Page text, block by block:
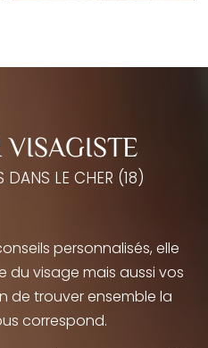
VISAGISTE
DANS LE CHER (18)
personnalisés, elle
visage mais aussi vos
de trouver ensemble la
correspond.